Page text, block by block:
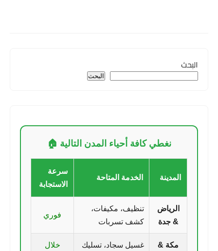
البحث
البحث
نغطي كافة أحياء المدن التالية 🏠
المدينة الخدمة المتاحة
سرعة
الاستجابة
الرياض
& جدة
تنظيف، مكيفات،
كشف تسربات
فوري
مكة &
غسيل سجاد، تسليك
خلال